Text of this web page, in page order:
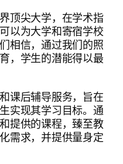
顶尖大学，在学术指
以为大学和寄宿学校
相信，通过我们的照
，学生的潜能得以最
课后辅导服务，旨在
实现其学习目标。通
提供的课程，臻至教
需求，并提供量身定